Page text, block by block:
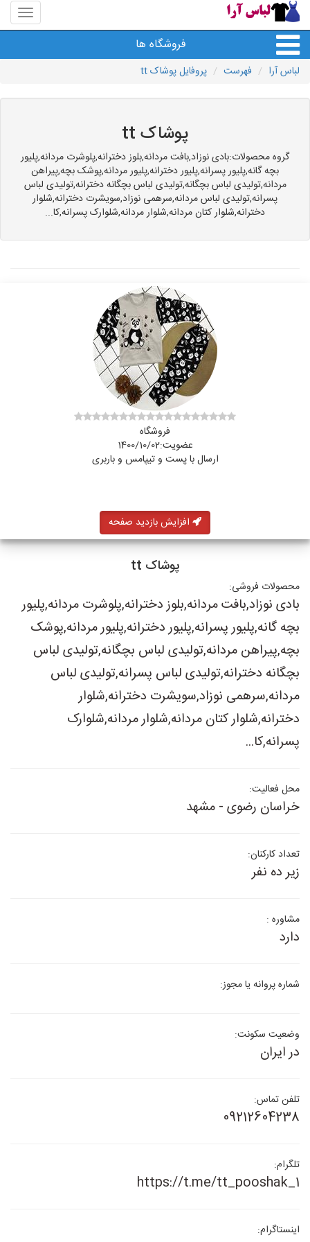
منوی
سایت
آرا
فروشگاه ها
لباس آرا فهرست پروفایل پوشاک tt
پوشاک tt
گروه محصولات:بادی نوزاد,بافت مردانه,بلوز دخترانه,پلوشرت مردانه,پلیور
بچه گانه,پلیور پسرانه,پلیور دخترانه,پلیور مردانه,پوشک بچه,پیراهن
مردانه,تولیدی لباس بچگانه,تولیدی لباس بچگانه دخترانه,تولیدی لباس
پسرانه,تولیدی لباس مردانه,سرهمی نوزاد,سویشرت دخترانه,شلوار
دخترانه,شلوار کتان مردانه,شلوار مردانه,شلوارک پسرانه,کا...
فروشگاه
عضویت:1400/10/02
ارسال با پست و تیپامس و باربری
افزایش بازدید صفحه
پوشاک tt
محصولات فروشی:
بادی نوزاد,بافت مردانه,بلوز دخترانه,پلوشرت مردانه,پلیور
بچه گانه,پلیور پسرانه,پلیور دخترانه,پلیور مردانه,پوشک
بچه,پیراهن مردانه,تولیدی لباس بچگانه,تولیدی لباس
بچگانه دخترانه,تولیدی لباس پسرانه,تولیدی لباس
مردانه,سرهمی نوزاد,سویشرت دخترانه,شلوار
دخترانه,شلوار کتان مردانه,شلوار مردانه,شلوارک
پسرانه,کا...
محل فعالیت:
خراسان رضوی - مشهد
تعداد کارکنان:
زیر ده نفر
مشاوره :
دارد
شماره پروانه یا مجوز:
وضعیت سکونت:
در ایران
تلفن تماس:
09212604238
تلگرام:
https://t.me/tt_pooshak_1
اینستاگرام: